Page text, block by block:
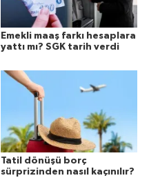
Emekli maaş farkı hesaplara
yattı mı? SGK tarih verdi
Tatil dönüşü borç
sürprizinden nasıl kaçınılır?